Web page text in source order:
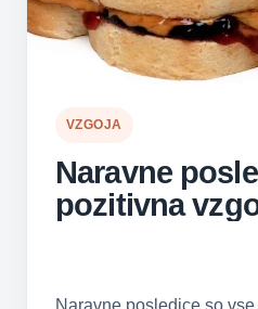
VZGOJA
Naravne
pozitivna
Naravne posledice so